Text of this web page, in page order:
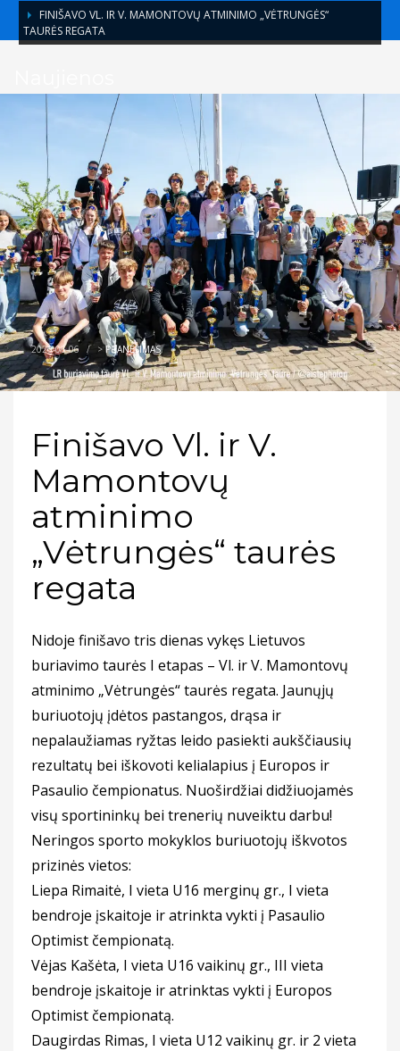
FINIŠAVO VL. IR V. MAMONTOVŲ ATMINIMO „VĖTRUNGĖS“
TAURĖS REGATA
2026-06-06 / >PRANEŠIMAS
Finišavo Vl. ir V.
Mamontovų
atminimo
„Vėtrungės“ taurės
regata
Nidoje finišavo tris dienas vykęs Lietuvos
buriavimo taurės I etapas – Vl. ir V. Mamontovų
atminimo „Vėtrungės“ taurės regata. Jaunųjų
buriuotojų įdėtos pastangos, drąsa ir
nepalaužiamas ryžtas leido pasiekti aukščiausių
rezultatų bei iškovoti kelialapius į Europos ir
Pasaulio čempionatus. Nuoširdžiai didžiuojamės
visų sportininkų bei trenerių nuveiktu darbu!
Neringos sporto mokyklos buriuotojų iškvotos
prizinės vietos:
Liepa Rimaitė, I vieta U16 merginų gr., I vieta
bendroje įskaitoje ir atrinkta vykti į Pasaulio
Optimist čempionatą.
Vėjas Kašėta, I vieta U16 vaikinų gr., III vieta
bendroje įskaitoje ir atrinktas vykti į Europos
Optimist čempionatą.
Daugirdas Rimas, I vieta U12 vaikinų gr. ir 2 vieta